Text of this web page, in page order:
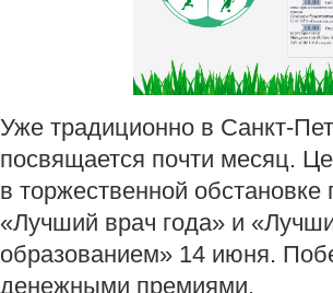
Уже традиционно в Санкт-
посвящается почти месяц.
в торжественной
«Лучший врач года» и
образованием» 14 июня.
денежными премиями.